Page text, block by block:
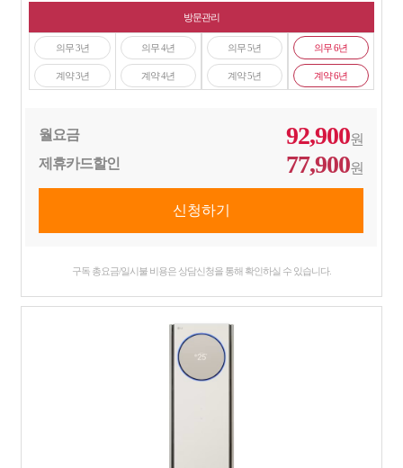
방문관리
의무 3년
계약 3년
의무 4년
계약 4년
의무 5년
계약 5년
의무 6년
계약 6년
월요금 92,900원
제휴카드할인
77,900원
구독 총요금/일시불 비용은 상담신청을 통해 확인하실 수 있습니다.